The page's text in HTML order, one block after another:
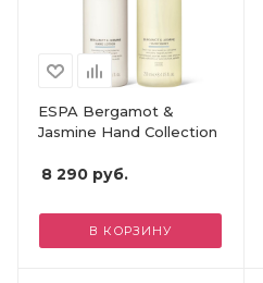
ESPA Bergamot &
Jasmine Hand Collection
8 290 руб.
В КОРЗИНУ